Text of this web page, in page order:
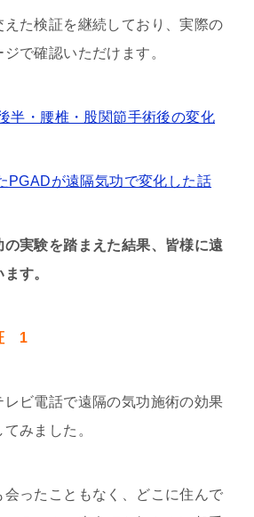
えた検証を継続しており、実際の
で確認いただけます。
半・腰椎・股関節手術後の変化
PGADが遠隔気功で変化した話
の実験を踏まえた結果、皆様に遠
す。
1
ビ電話で遠隔の気功施術の効果
みました。
ったこともなく、どこに住んで